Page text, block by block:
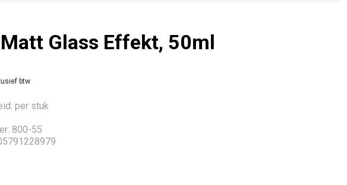
Glass Effekt, 50ml
btw
per stuk
800-55